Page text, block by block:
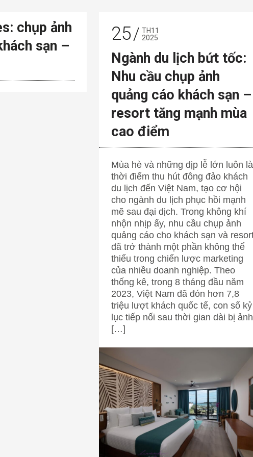
chụp ảnh
sạn –
25
TH11
2025
Ngành du lịch bứt tốc:
Nhu cầu chụp ảnh
quảng cáo khách sạn –
resort tăng mạnh mùa
cao điểm
Mùa hè và những dịp lễ lớn luôn là
thời điểm thu hút đông đảo khách
du lịch đến Việt Nam, tạo cơ hội
cho ngành du lịch phục hồi mạnh
mẽ sau đại dịch. Trong không khí
nhộn nhịp ấy, nhu cầu chụp ảnh
quảng cáo cho khách sạn và
đã trở thành một phần không thể
thiếu trong chiến lược marketing
của nhiều doanh nghiệp. Theo
thống kê, trong 8 tháng đầu năm
2023, Việt Nam đã đón hơn 7,8
triệu lượt khách quốc tế, con số kỷ
lục tiếp nối sau thời gian dài bị ảnh
[…]